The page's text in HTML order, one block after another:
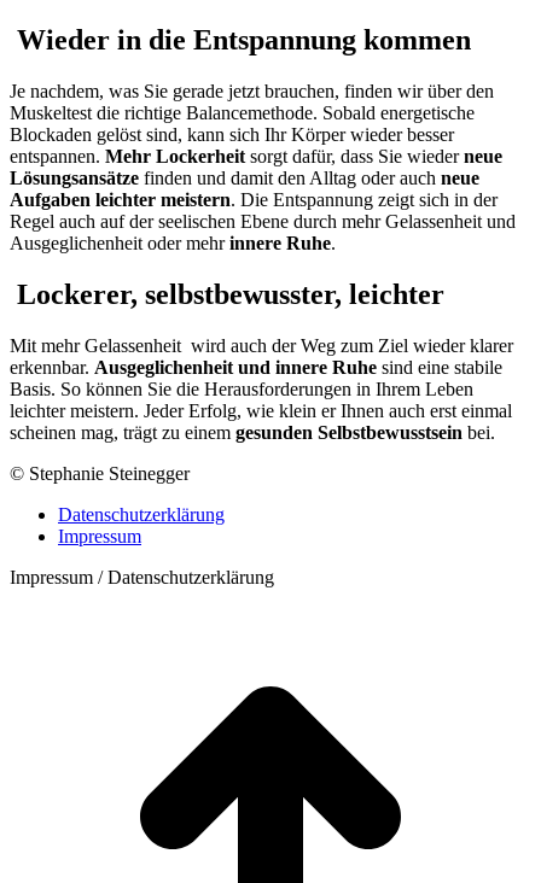
Wieder in die Entspannung kommen
Je nachdem, was Sie gerade jetzt brauchen, finden wir über den
Muskeltest die richtige Balancemethode. Sobald energetische
Blockaden gelöst sind, kann sich Ihr Körper wieder besser
entspannen. Mehr Lockerheit sorgt dafür, dass Sie wiederneue
Lösungsansätze finden und damit den Alltag oder auch neue
Aufgaben leichter meistern. Die Entspannung zeigt sich in der
Regel auch auf der seelischen Ebene durch mehr Gelassenheit und
Ausgeglichenheit oder mehrinnere Ruhe.
Lockerer, selbstbewusster, leichter
Mit mehr Gelassenheit wird auch der Weg zum Ziel wieder klarer
erkennbar. Ausgeglichenheit und innere Ruhe sind eine stabile
Basis. So können Sie die Herausforderungen in Ihrem Leben
leichter meistern. Jeder Erfolg, wie klein er Ihnen auch erst einmal
scheinen mag, trägt zu einem gesunden Selbstbewusstsein bei.
© Stephanie Steinegger
Datenschutzerklärung
Impressum
Impressum / Datenschutzerklärung